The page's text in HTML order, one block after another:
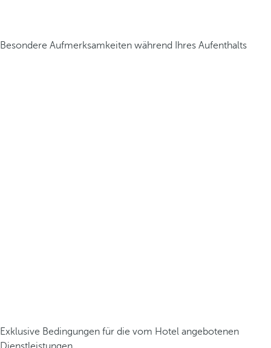
Besondere Aufmerksamkeiten während Ihres Aufenthalts
Exklusive Bedingungen für die vom Hotel angebotenen